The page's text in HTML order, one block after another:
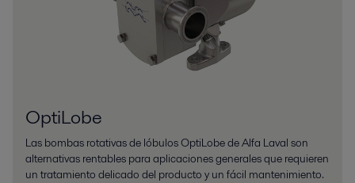
OptiLobe
Las bombas rotativas de lóbulos OptiLobe de Alfa Laval son
alternativas rentables para aplicaciones generales que requieren
un tratamiento delicado del producto y un fácil mantenimiento.